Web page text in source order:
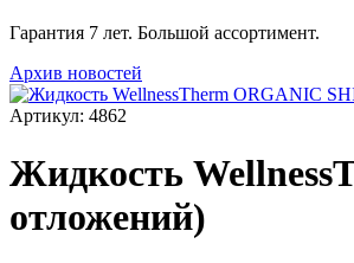
Гарантия 7 лет. Большой ассортимент.
Архив новостей
Артикул: 4862
Жидкость
отложений)